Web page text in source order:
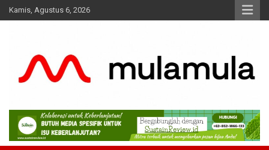
Skip
to
Kamis, Agustus 6, 2026
MulaMula
Medianya para Gen Z